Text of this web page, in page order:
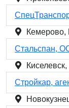
Кемерово,
Стальспан,
Стройкар,